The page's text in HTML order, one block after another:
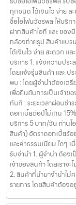
ทุกชนิด ได้เงินไว ง่าย ส
ซื้อไอโฟนวัชรพล ให้บริก
ฝากสินค้าไอที และ ของ
กล้องถ่ายรูป สินค้าแบร
ได้เงินไว ง่าย สะดวก แล
บริการ 1. แจ้งความปร
โดยแจ้งรุ่นสินค้า และ ป
พบ : โดยผู้จำนำต้องเตรี
เพื่อยืนยันการเป็นเจ้าข
ทันที : ระยะเวลาผ่อนช
ดอกเบี้ยต่อปีไม่เกิน
บริการ 5 บาท/วัน ท่าน
สินค้า) อัตราดอกเบี้ยร้อ
และค่าธรรมเนียม ใดๆ
รับจำนำ 1. ผู้จำนำ ต้อง
เจ้าของสินค้า โดยเราจ
2. สินค้าที่นำมาจำนำไม่
รายการ โดยสินค้าต้อง